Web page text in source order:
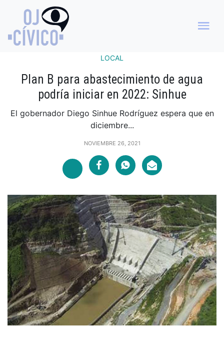
LOCAL
Plan B para abastecimiento de agua
podría iniciar en 2022: Sinhue
El gobernador Diego Sinhue Rodríguez espera que en
diciembre...
NOVIEMBRE 26, 2021